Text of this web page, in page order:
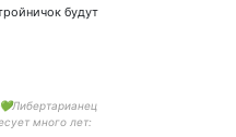
будут
много лет: